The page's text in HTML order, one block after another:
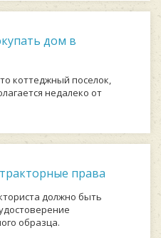
дом в
коттеджный поселок,
недалеко от
права
должно быть
образца.